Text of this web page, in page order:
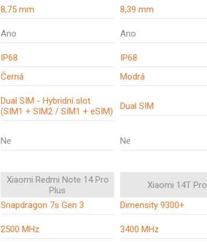
8,75 mm 8,39 mm
Ano Ano
IP68 IP68
Černá Modrá
Dual SIM - Hybridní slot
(SIM1 + SIM2 / SIM1 + eSIM)
Dual SIM
Ne Ne
Xiaomi Redmi Note 14 Pro
Plus
Xiaomi 14T Pro
Snapdragon 7s Gen 3 Dimensity 9300+
2500 MHz 3400 MHz